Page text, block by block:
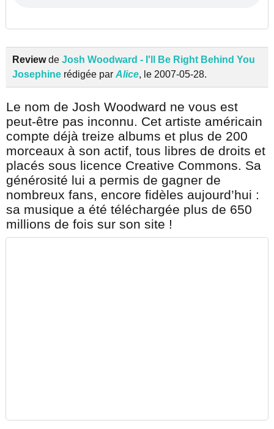
Reviewde Josh Woodward - I'll Be Right Behind You
Josephine rédigée par Alice, le 2007-05-28.
Le nom de Josh Woodward ne vous est
peut-être pas inconnu. Cet artiste américain
compte déjà treize albums et plus de 200
morceaux à son actif, tous libres de droits et
placés sous licence Creative Commons. Sa
générosité lui a permis de gagner de
nombreux fans, encore fidèles aujourd’hui :
sa musique a été téléchargée plus de 650
millions de fois sur son site !